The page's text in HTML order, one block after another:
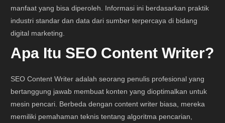
manfaat yang bisa diperoleh. Informasi ini berdasarkan praktik
industri standar dan data dari sumber terpercaya di bidang
digital marketing.
Apa Itu SEO Content Writer?
SEO Content Writer adalah seorang penulis profesional yang
bertanggung jawab membuat konten yang dioptimalkan untuk
mesin pencari. Berbeda dengan content writer biasa, mereka
memiliki pemahaman teknis tentang algoritma pencarian,